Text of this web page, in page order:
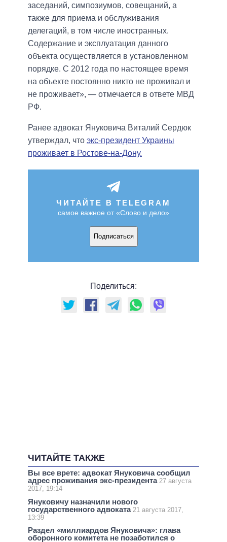
заседаний, симпозиумов, совещаний, а
также для приема и обслуживания
делегаций, в том числе иностранных.
Содержание и эксплуатация данного
объекта осуществляется в установленном
порядке. C 2012 года по настоящее время
на объекте постоянно никто не проживал и
не проживает», — отмечается в ответе МВД
РФ.
Ранее адвокат Януковича Виталий Сердюк
утверждал, что экс-президент Украины
проживает в Ростове-на-Дону.
ЧИТАЙТЕ В TELEGRAM
самое важное от «Слово и дело»
Подписаться
Поделиться:
ЧИТАЙТЕ ТАКЖЕ
Вы все врете: адвокат Януковича сообщил
адрес проживания экс-президента 27 августа
2017, 19:14
Януковичу назначили нового
государственного адвоката 21 августа 2017,
13:39
Раздел «миллиардов Януковича»: глава
оборонного комитета не позаботился о